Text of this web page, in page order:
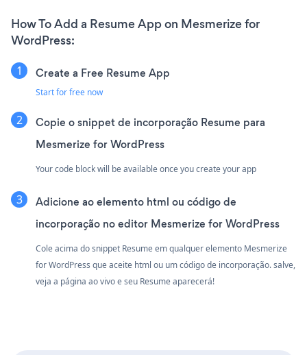
How To Add a Resume App on Mesmerize for
WordPress:
Create a Free Resume App
Start for free now
Copie o snippet de incorporação Resume para
Mesmerize for WordPress
Your code block will be available once you create your app
Adicione ao elemento html ou código de
incorporação no editor Mesmerize for WordPress
Cole acima do snippet Resume em qualquer elemento Mesmerize
for WordPress que aceite html ou um código de incorporação. salve,
veja a página ao vivo e seu Resume aparecerá!